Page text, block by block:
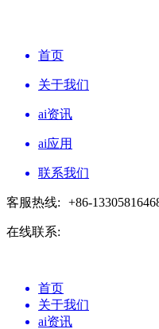
首页
关于我们
ai资讯
ai应用
联系我们
客服热线: +86-
在线联系:
首页
关于我们
ai资讯